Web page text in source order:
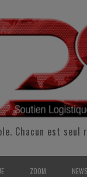
Chacun est
ZOOM NEWS